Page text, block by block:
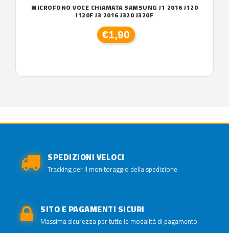
MICROFONO VOCE CHIAMATA SAMSUNG J1 2016 J120
J120F J3 2016 J320 J320F
€1,90
SPEDIZIONI VELOCI
Tracking per il monitoraggio della spedizione.
SITO E PAGAMENTI SICURI
Massima sicurezza per tutte le modalità di pagamento.